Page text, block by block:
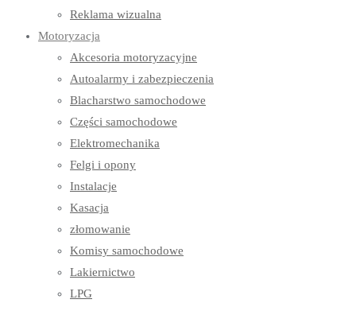
Reklama wizualna
Motoryzacja
Akcesoria motoryzacyjne
Autoalarmy i zabezpieczenia
Blacharstwo samochodowe
Części samochodowe
Elektromechanika
Felgi i opony
Instalacje
Kasacja
złomowanie
Komisy samochodowe
Lakiernictwo
LPG